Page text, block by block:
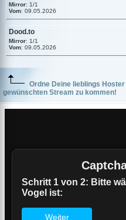
Mirror: 1/1
Vom: 09.05.2026
Dood.to
Mirror: 1/1
Vom: 09.05.2026
Ordne Deine lieblings
gewünschten Stream zu kommen!